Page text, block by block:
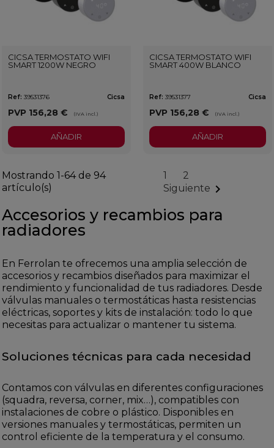
CICSA TERMOSTATO WIFI
SMART 1200W NEGRO
Ref: 39531376 Cicsa
PVP 156,28 € (IVA incl.)
AÑADIR
CICSA TERMOSTATO WIFI
SMART 400W BLANCO
Ref: 39531377 Cicsa
PVP 156,28 € (IVA incl.)
AÑADIR
Mostrando 1-64 de 94
artículo(s)
1
2
Siguiente 
Accesorios y recambios para
radiadores
En Ferrolan te ofrecemos una amplia selección de
accesorios y recambios diseñados para maximizar el
rendimiento y funcionalidad de tus radiadores. Desde
válvulas manuales o termostáticas hasta resistencias
eléctricas, soportes y kits de instalación: todo lo que
necesitas para actualizar o mantener tu sistema.
Soluciones técnicas para cada necesidad
Contamos con válvulas en diferentes configuraciones
(squadra, reversa, corner, mix…), compatibles con
instalaciones de cobre o plástico. Disponibles en
versiones manuales y termostáticas, permiten un
control eficiente de la temperatura y el consumo.